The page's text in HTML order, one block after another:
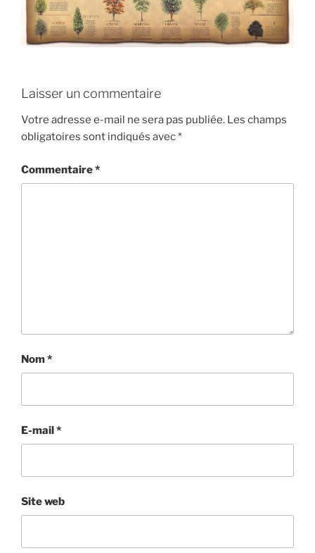
Laisser un commentaire
Votre adresse e-mail ne sera pas publiée. Les champs
obligatoires sont indiqués avec*
Commentaire*
Nom*
E-mail*
Site web